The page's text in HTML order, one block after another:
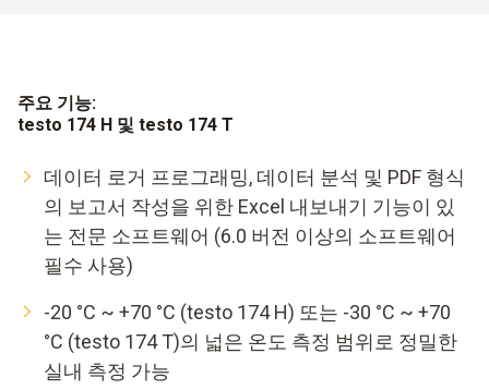
주요 기능:
testo 174 H 및 testo 174 T
데이터 로거 프로그래밍, 데이터 분석 및 PDF 형식
의 보고서 작성을 위한 Excel 내보내기 기능이 있
는 전문 소프트웨어 (6.0 버전 이상의 소프트웨어
필수 사용)
-20 °C ~ +70 °C (testo 174 H) 또는 -30 °C ~ +70
°C (testo 174 T)의 넓은 온도 측정 범위로 정밀한
실내 측정 가능